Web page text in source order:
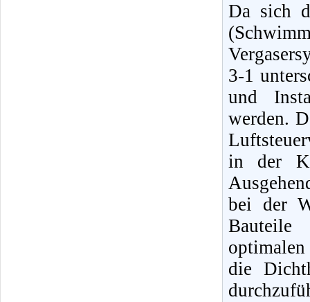
Da sich
3-1
und
werden.
in der
bei der
Bauteile
die